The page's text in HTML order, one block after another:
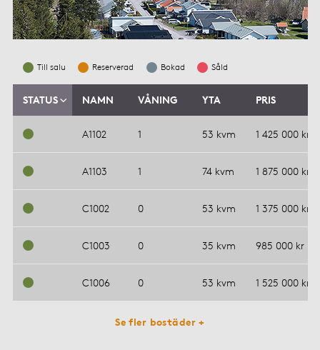
Till salu Reserverad Bokad Såld
STATUS NAMN VÅNING YTA PRIS
A1102 1 53 kvm 1 425 000 kr
A1103 1 74 kvm 1 875 000 kr
C1002 0 53 kvm 1 375 000 kr
C1003 0 35 kvm 985 000 kr
C1006 0 53 kvm 1 525 000 kr
Se fler bostäder +